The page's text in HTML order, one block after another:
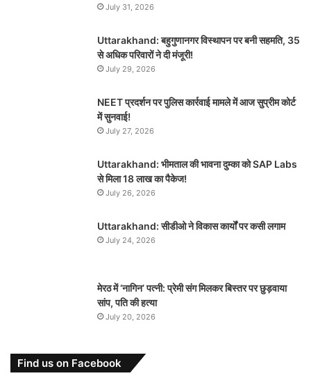
July 31, 2026
Uttarakhand: बहुगुणानगर विस्थापन पर बनी सहमति, 35
से अधिक परिवारों ने दी मंजूरी!
July 29, 2026
NEET प्रदर्शन पर पुलिस कार्रवाई मामले में आज सुप्रीम कोर्ट
में सुनवाई!
July 27, 2026
Uttarakhand: भीमताल की भावना दुम्का को SAP Labs
से मिला 18 लाख का पैकेज!
July 26, 2026
Uttarakhand: सीडीओ ने विकास कार्यों पर कसी लगाम
July 24, 2026
मेरठ में ‘नागिन’ पत्नी: प्रेमी संग मिलकर बिस्तर पर छुड़वाया
सांप, पति की हत्या
July 20, 2026
Find us on Facebook